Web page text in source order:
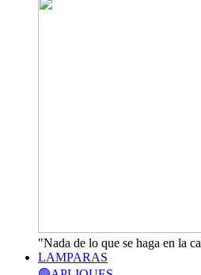
"Nada de lo que se haga en la
LAMPARAS